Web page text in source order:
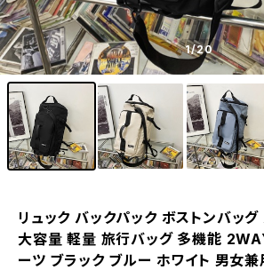
1/20
リュック バックパック ボストンバッグ
大容量 軽量 旅行バッグ 多機能
ーツ ブラック ブルー ホワイト 男女